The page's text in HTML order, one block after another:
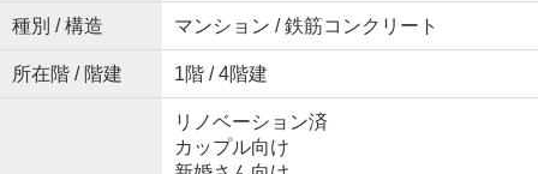
種別 / 構造 マンション / 鉄筋コンクリート
所在階 / 階建 1階 / 4階建
リノベーション済
カップル向け